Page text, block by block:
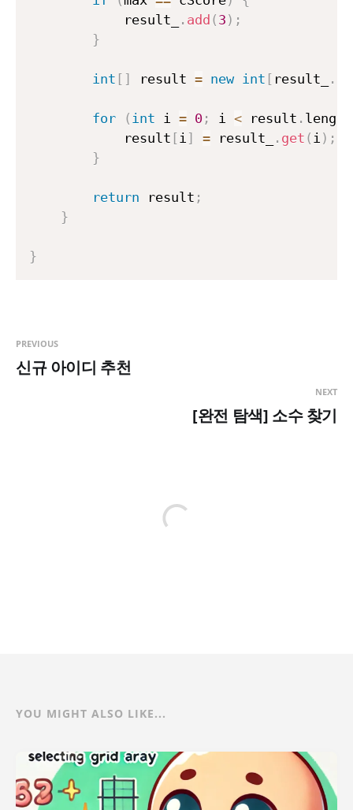
            result_
. add ( 3 ) ;
}
int [ ] result = new int [ result_ .
for ( int i = 0 ; i < result . length
            result
[ i ] = result_ . get ( i ) ;
}
return result ;
}
}
PREVIOUS
신규 아이디 추천
NEXT
[완전 탐색] 소수 찾기
YOU MIGHT ALSO LIKE...